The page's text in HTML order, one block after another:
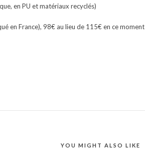
en PU et matériaux recyclés)
en France), 98€ au lieu de 115€ en ce moment
YOU MIGHT ALSO LIKE